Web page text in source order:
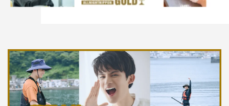
2021年1月13日（水）発売
初回限定盤（CD＋DVD＋オリジナルカード＋限定BOX＋
32Pブックレット）